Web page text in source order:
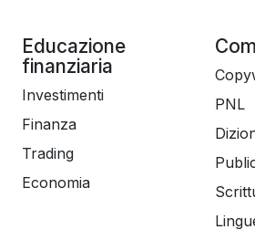
Educazione
finanziaria
Investimenti
Finanza
Trading
Economia
PNL